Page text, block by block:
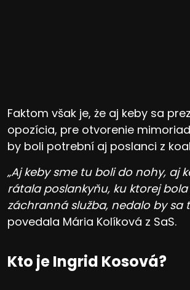
Faktom však je, że aj keby sa
opozícia, pre otvorenie
by boli potrební aj poslanci z
„Aj keby sme tu boli do nohy, aj
rátala poslankyňu, ku ktorej
záchranná služba, nedalo by sa
povedala Mária Kolíková z SaS.
Kto je Ingrid Kosová?